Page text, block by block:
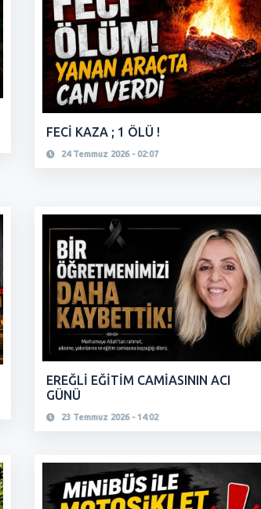
FECİ KAZA ; 1 ÖLÜ !
24 Temmuz 2026 - 02:07
EREĞLİ EĞİTİM CAMİASININ ACI
GÜNÜ
23 Temmuz 2026 - 14:02